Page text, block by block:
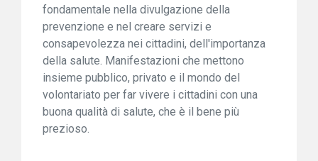
fondamentale nella divulgazione della
prevenzione e nel creare servizi e
consapevolezza nei cittadini, dell'importanza
della salute. Manifestazioni che mettono
insieme pubblico, privato e il mondo del
volontariato per far vivere i cittadini con una
buona qualità di salute, che è il bene più
prezioso.